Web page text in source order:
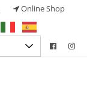
Online Shop